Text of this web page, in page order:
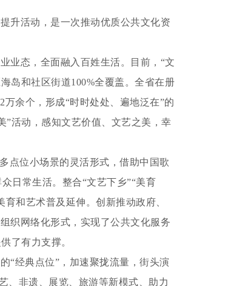
升活动，是一次推动优质公共文化资
业态，全面融入百姓生活。目前，“文
岛和社区街道100%全覆盖。全省在册
余个，形成“时时处处、遍地泛在”的
”活动，感知文艺价值、文艺之美，幸
点位小场景的灵活形式，借助中国歌
日常生活。整合“文艺下乡”“美育
和艺术普及延伸。创新推动政府、
织网络化形式，实现了公共文化服务
了有力支撑。
“经典点位”，加速聚拢流量，街头演
、非遗、展览、旅游等新模式、助力